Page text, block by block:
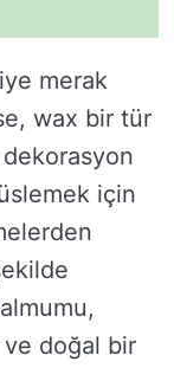
merak
wax bir tür
için
ve doğal bir